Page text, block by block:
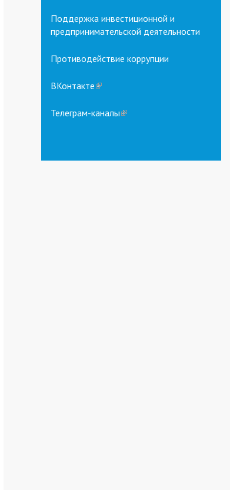
Поддержка инвестиционной и
предпринимательской деятельности
Противодействие коррупции
ВКонтакте(link
external)
Телеграм-каналы(link